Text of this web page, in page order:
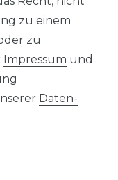
zu einem
zu
Impressum und
Daten­
Kontakt